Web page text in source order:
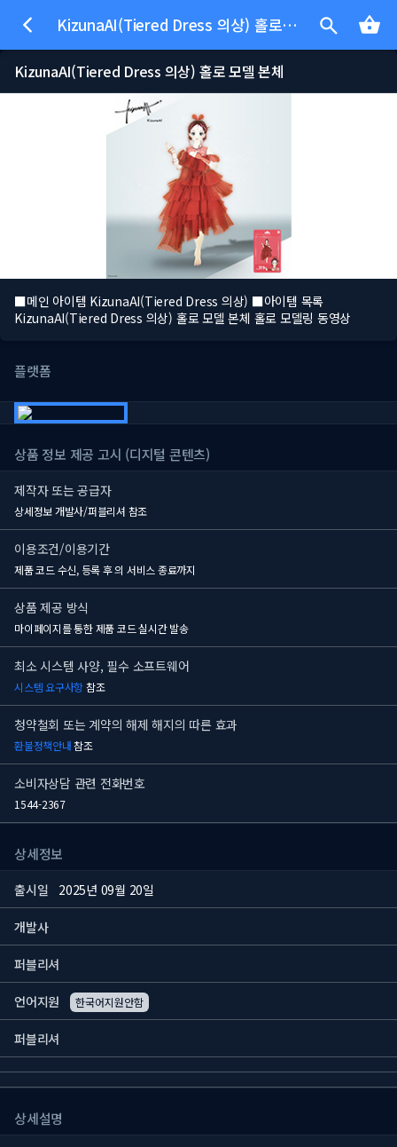
KizunaAI(Tiered Dress 의상) 홀로 모델 본체
KizunaAI(Tiered Dress 의상) 홀로 모델 본체
■메인 아이템 KizunaAI(Tiered Dress 의상) ■아이템 목록
KizunaAI(Tiered Dress 의상) 홀로 모델 본체 홀로 모델링 동영상
플랫폼
상품 정보 제공 고시 (디지털 콘텐츠)
제작자 또는 공급자
상세정보 개발사/퍼블리셔 참조
이용조건/이용기간
제품 코드 수신, 등록 후의 서비스 종료까지
상품 제공 방식
마이페이지를 통한 제품 코드 실시간 발송
최소 시스템 사양, 필수 소프트웨어
시스템 요구사항참조
청약철회 또는 계약의 해제 해지의 따른 효과
환불정책안내참조
소비자상담 관련 전화번호
1544-2367
상세정보
출시일 2025년 09월 20일
개발사
퍼블리셔
언어지원 한국어지원안함
퍼블리셔
상세설명